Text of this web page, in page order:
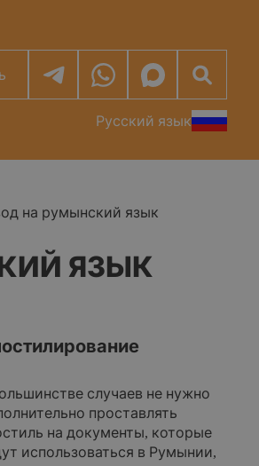
Русский язык
на румынский язык
ЯЗЫК
случаев не нужно
проставлять
на документы, которые
использоваться в Румынии,